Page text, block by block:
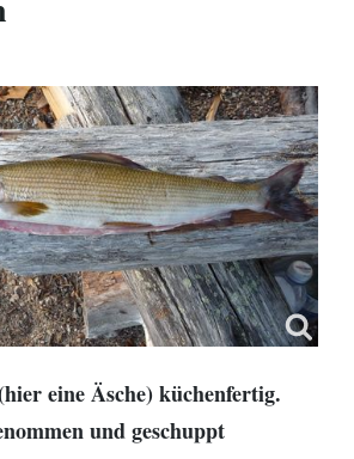
eine Äsche) küchenfertig.
und geschuppt